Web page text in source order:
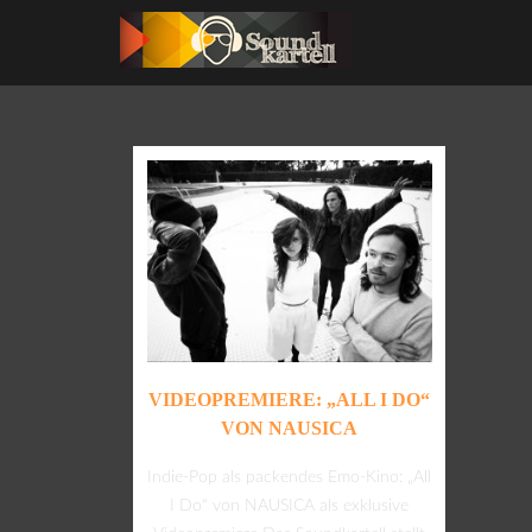
VIDEOPREMIERE: „ALL I DO“
VON NAUSICA
Indie-Pop als packendes Emo-Kino: „All
I Do“ von NAUSICA als exklusive